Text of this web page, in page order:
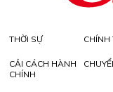
THỜI SỰ CHÍNH
CẢI CÁCH HÀNH
CHÍNH